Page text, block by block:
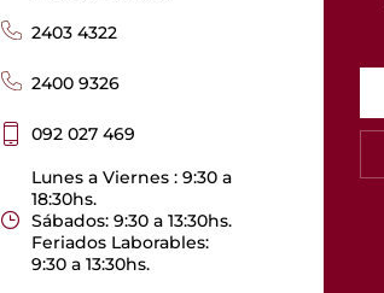
2403 4322
2400 9326
092 027 469
Lunes a Viernes : 9:30 a
18:30hs.
Sábados: 9:30 a 13:30hs.
Feriados Laborables:
9:30 a 13:30hs.